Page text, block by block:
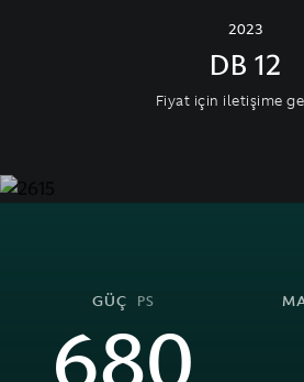
2023
DB 12
Fiyat için iletişime
GÜÇ PS